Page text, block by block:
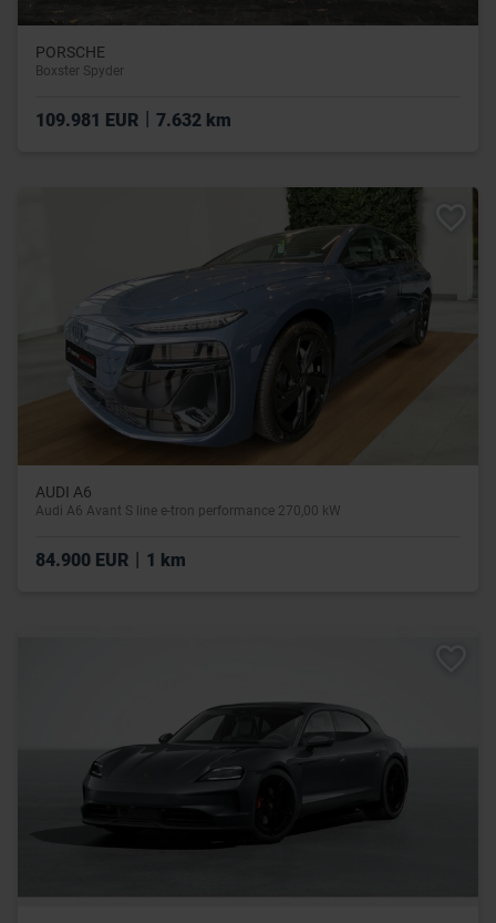
PORSCHE
Boxster Spyder
109.981 EUR 7.632 km
AUDI A6
Audi A6 Avant S line e-tron performance 270,00 kW
84.900 EUR | 1 km